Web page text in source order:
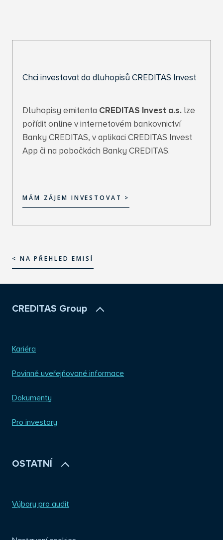
Chci investovat do dluhopisů CREDITAS Invest
Dluhopisy emitenta CREDITAS Invest a.s. lze
pořídit online v internetovém bankovnictví
Banky CREDITAS, v aplikaci CREDITAS Invest
App či na pobočkách Banky CREDITAS.
MÁM ZÁJEM INVESTOVAT >
< NA PŘEHLED EMISÍ
CREDITAS Group
Kariéra
Povinně uveřejňované informace
Dokumenty
Pro investory
OSTATNÍ
Výbory pro audit